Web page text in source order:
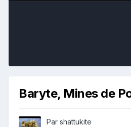
Baryte, Mines de
Par shattukite